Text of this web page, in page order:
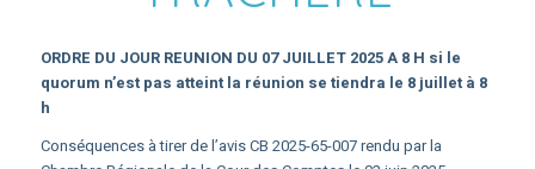
ORDRE DU JOUR REUNION DU 07 JUILLET 2025 A 8 H si le
quorum n’est pas atteint la réunion se tiendra le 8 juillet à 8
h
Conséquences à tirer de l’avis CB 2025-65-007 rendu par la